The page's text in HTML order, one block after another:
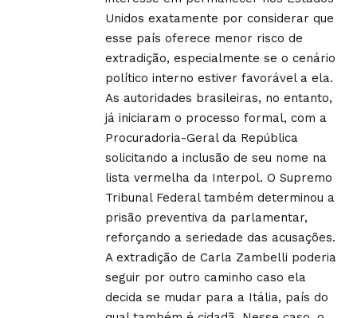
Unidos exatamente por considerar que
esse país oferece menor risco de
extradição, especialmente se o cenário
político interno estiver favorável a ela.
As autoridades brasileiras, no entanto,
já iniciaram o processo formal, com a
Procuradoria-Geral da República
solicitando a inclusão de seu nome na
lista vermelha da Interpol. O Supremo
Tribunal Federal também determinou a
prisão preventiva da parlamentar,
reforçando a seriedade das acusações.
A extradição de Carla Zambelli poderia
seguir por outro caminho caso ela
decida se mudar para a Itália, país do